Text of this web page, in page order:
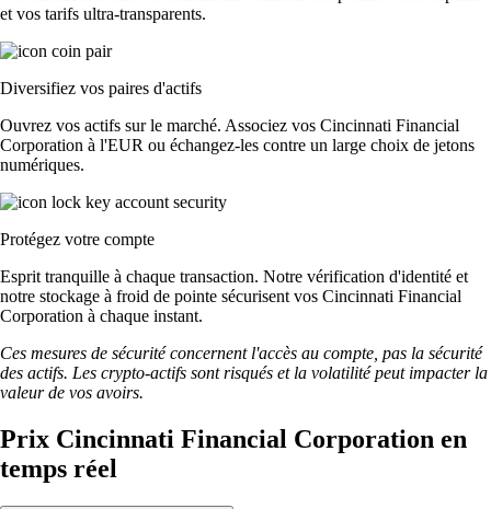
et vos tarifs ultra-transparents.
Diversifiez vos paires d'actifs
Ouvrez vos actifs sur le marché. Associez vos Cincinnati Financial
Corporation à l'EUR ou échangez-les contre un large choix de jetons
numériques.
Protégez votre compte
Esprit tranquille à chaque transaction. Notre vérification d'identité et
notre stockage à froid de pointe sécurisent vos Cincinnati Financial
Corporation à chaque instant.
Ces mesures de sécurité concernent l'accès au compte, pas la sécurité
des actifs. Les crypto-actifs sont risqués et la volatilité peut impacter la
valeur de vos avoirs.
Prix Cincinnati Financial Corporation en
temps réel